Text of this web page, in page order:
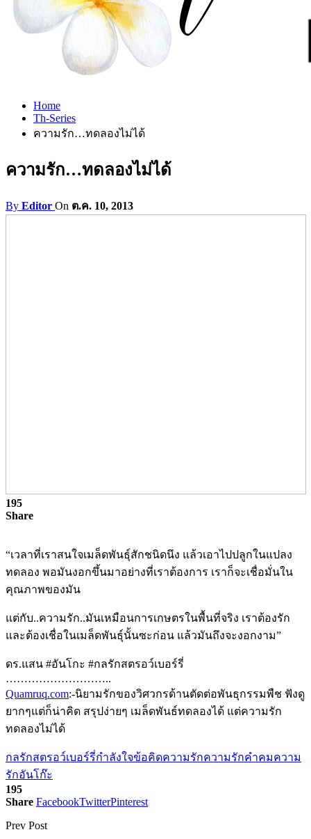
Home
Th-Series
ความรัก…ทดลองไม่ได้
ความรัก…ทดลองไม่ได้
By Editor On ต.ค. 10, 2013
195
Share
“เวลาที่เราสนใจเมล็ดพันธุ์สักชนิดนึง แล้วเอาไปปลูกในแปลง
ทดลอง พอมันงอกขึ้นมาอย่างที่เราต้องการ เราก็จะเชื่อมั่นใน
คุณภาพของมัน
แต่กับ..ความรัก..มันเหมือนการเกษตรในพื้นที่จริง เราต้องรัก
และต้องเชื่อในเมล็ดพันธุ์นั้นซะก่อน แล้วมันถึงจะงอกงาม”
ดร.แสน #อันโกะ #กลรักสตรอว์เบอร์รี่
………………………..
Quamruq.com:-นิยามรักของวิศวกรด้านตัดต่อพันธุกรรมพืช ฟังดู
ยากๆแต่ก็น่าคิด สรุปง่ายๆ เมล็ดพันธ์ทดลองได้ แต่ความรัก
ทดลองไม่ได้
กลรักสตรอว์เบอร์รี่กำลังใจข้อคิดความรักความรักคำคมความ
รักอันโก๊ะ
195
Share FacebookTwitterPinterest
Prev Post